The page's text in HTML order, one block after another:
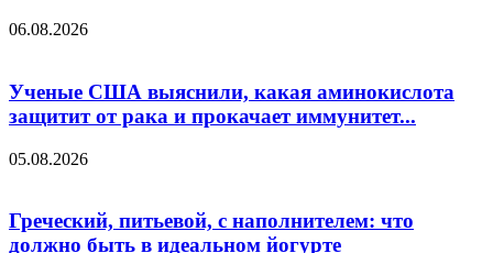
06.08.2026
Ученые США выяснили, какая аминокислота
защитит от рака и прокачает иммунитет...
05.08.2026
Греческий, питьевой, с наполнителем: что
должно быть в идеальном йогурте